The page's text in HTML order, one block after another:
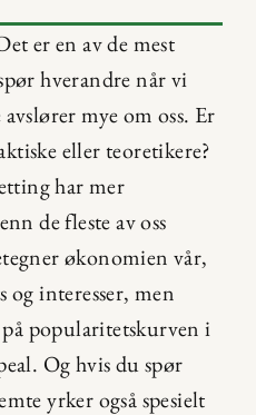
er en av de mest
hverandre når vi
mye om oss. Er
eller teoretikere?
har mer
de fleste av oss
økonomien vår,
og interesser, men
popularitetskurven i
Og hvis du spør
yrker også spesielt